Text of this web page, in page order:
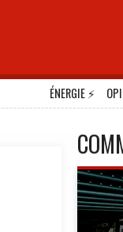
ÉNERGIE⚡